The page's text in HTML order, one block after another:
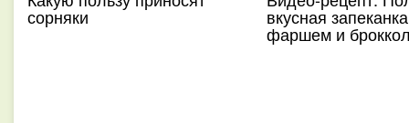
сорняки вкусная
фаршем и